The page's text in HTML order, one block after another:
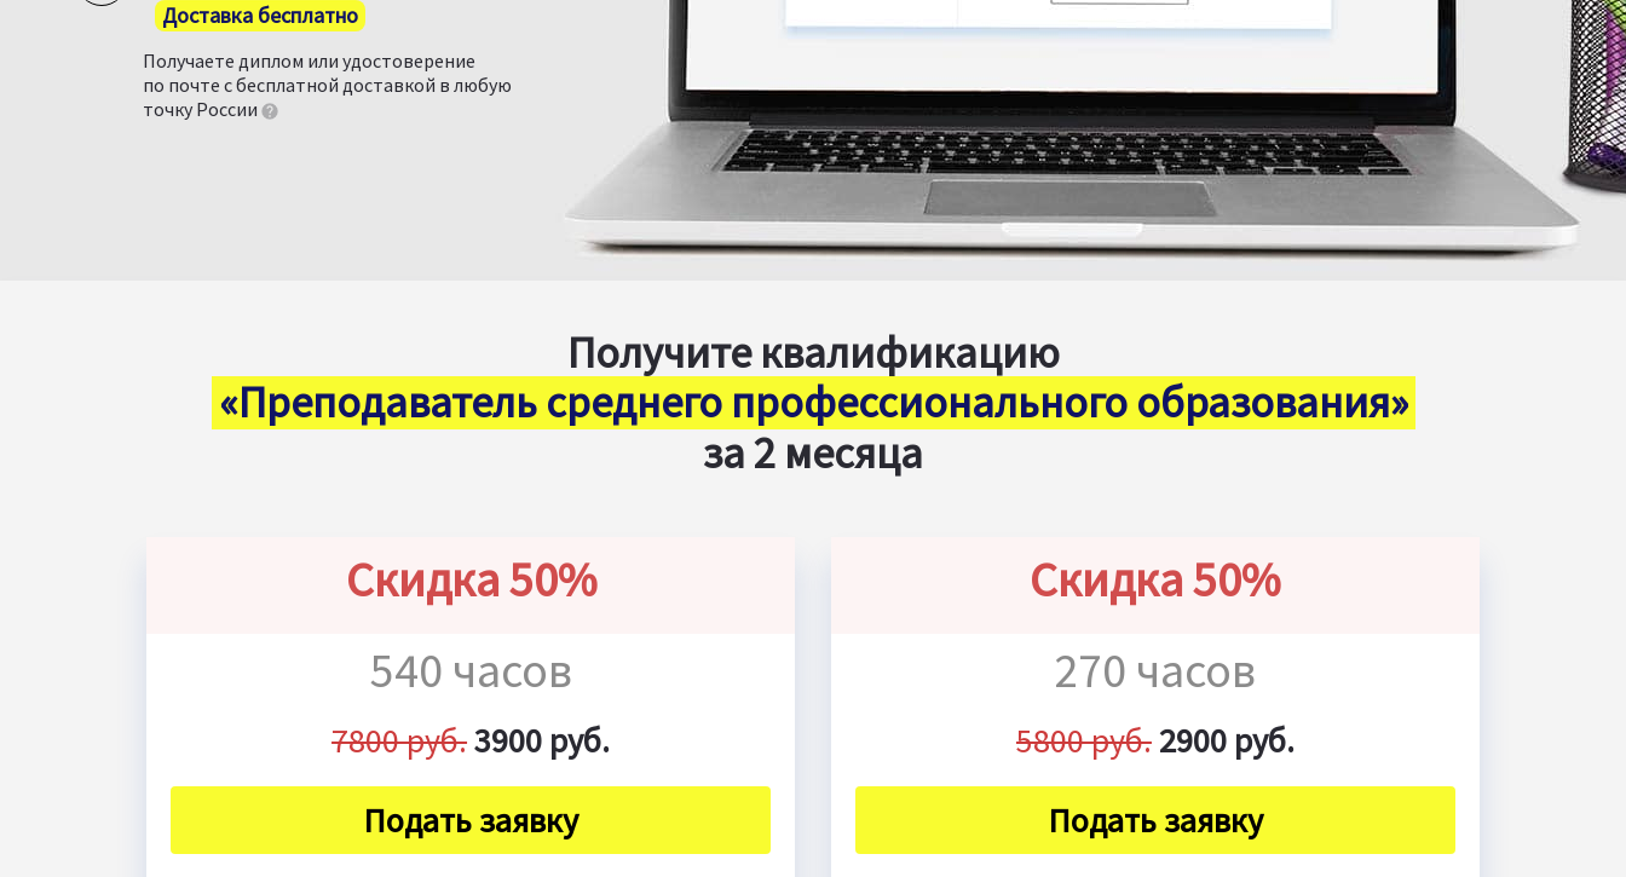
Доставка бесплатно
Получаете диплом или удостоверение
по почте с бесплатной доставкой в любую
точку России
Получите квалификацию
«Преподаватель среднего профессионального образования»
за 2 месяца
Скидка 50%
540 часов
7800 руб.3900 руб.
Подать заявку
Скидка 50%
270 часов
5800 руб.2900 руб.
Подать заявку